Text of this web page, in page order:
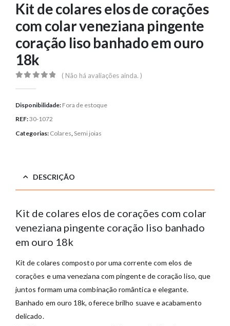
Kit de colares elos de corações
com colar veneziana pingente
coração liso banhado em ouro
18k
( Não há avaliações ainda. )
Disponibilidade: Fora de estoque
REF:30-1072
Categorias: Colares,Semi joias
DESCRIÇÃO
Kit de colares elos de corações com colar
veneziana pingente coração liso banhado
em ouro 18k
Kit de colares composto por uma corrente com elos de
corações e uma veneziana com pingente de coração liso, que
juntos formam uma combinação romântica e elegante.
Banhado em ouro 18k, oferece brilho suave e acabamento
delicado.